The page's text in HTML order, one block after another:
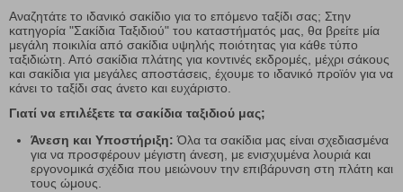
Αναζητάτε το ιδανικό σακίδιο για το επόμενο ταξίδι σας; Στην
κατηγορία "Σακίδια Ταξιδιού" του καταστήματός μας, θα βρείτε μία
μεγάλη ποικιλία από σακίδια υψηλής ποιότητας για κάθε τύπο
ταξιδιώτη. Από σακίδια πλάτης για κοντινές εκδρομές, μέχρι σάκους
και σακίδια για μεγάλες αποστάσεις, έχουμε το ιδανικό προϊόν για να
κάνει το ταξίδι σας άνετο και ευχάριστο.
Γιατί να επιλέξετε τα σακίδια ταξιδιού μας;
Άνεση και Υποστήριξη: Όλα τα σακίδια μας είναι σχεδιασμένα
για να προσφέρουν μέγιστη άνεση, με ενισχυμένα λουριά και
εργονομικά σχέδια που μειώνουν την επιβάρυνση στη πλάτη και
τους ώμους.